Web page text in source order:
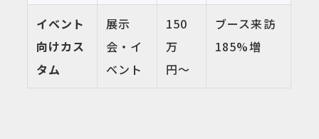
イベント
向けカス
タム
展示
会・イ
ベント
150
万
円〜
ブース来訪
185%増